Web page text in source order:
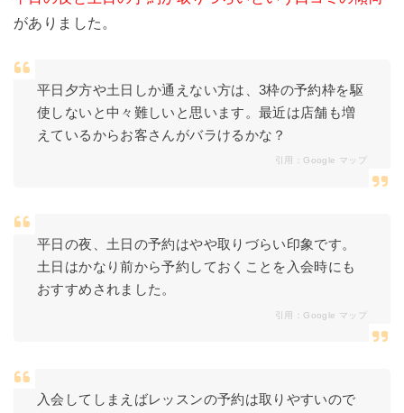
がありました。
平日夕方や土日しか通えない方は、3枠の予約枠を駆
使しないと中々難しいと思います。最近は店舗も増
えているからお客さんがバラけるかな？
引用： Google マップ
平日の夜、土日の予約はやや取りづらい印象です。
土日はかなり前から予約しておくことを入会時にも
おすすめされました。
引用： Google マップ
入会してしまえばレッスンの予約は取りやすいので